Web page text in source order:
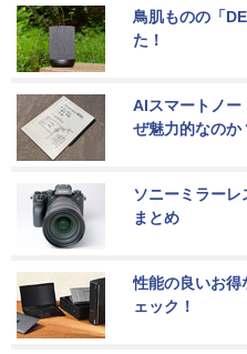
鳥肌ものの「
た！
AIスマートノ
ぜ魅力的なのか
ソニーミラー
まとめ
性能の良いお得
ェック！